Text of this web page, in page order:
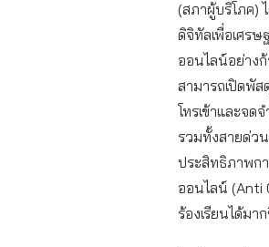
(สภาผู้บริโภค)
ดิจิทัลเพื่อเศร
ออนไลน์อย่าง
สามารถเปิดพั
โทรเข้าและจด
รวมทั้งสายด่ว
ประสิทธิภาพก
ออนไลน์ (Anti
ร้องเรียนได้มา